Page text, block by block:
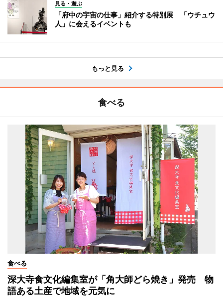
見る・遊ぶ
「府中の宇宙の仕事」紹介する特別展 「ウチュウ
人」に会えるイベントも
もっと見る
食べる
食べる
深大寺食文化編集室が「角大師どら焼き」発売 物
語ある土産で地域を元気に